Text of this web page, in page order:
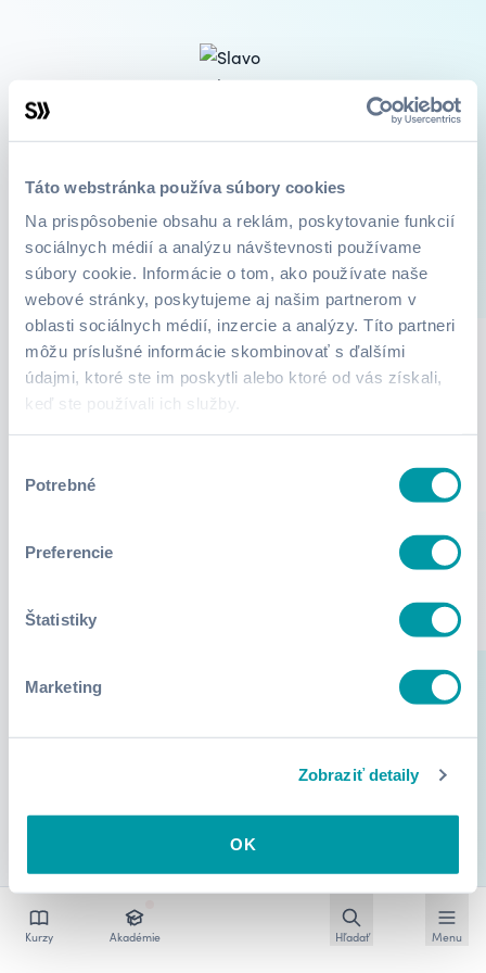
Táto webstránka používa súbory cookies
Na prispôsobenie obsahu a reklám, poskytovanie funkcií
sociálnych médií a analýzu návštevnosti používame
súbory cookie. Informácie o tom, ako používate naše
webové stránky, poskytujeme aj našim partnerom v
oblasti sociálnych médií, inzercie a analýzy. Títo partneri
môžu príslušné informácie skombinovať s ďalšími
údajmi, ktoré ste im poskytli alebo ktoré od vás získali,
keď ste používali ich služby.
súhlasu
Potrebné
Preferencie
Štatistiky
Marketing
Zobraziť detaily
OK
Slavo Tuleya
Kurzy 1 O mne
Lektor zatiaľ nepridali žiadne informácie.
Kurzy Akadémie Hľadať Menu